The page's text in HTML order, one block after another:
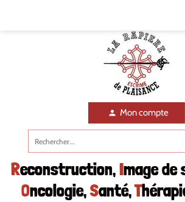
person Mon compte
Reconstruction,Image de
Oncologie,Santé,T